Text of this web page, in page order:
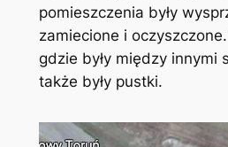
pomieszczenia były
zamiecione i
gdzie były między innymi
także były pustki.